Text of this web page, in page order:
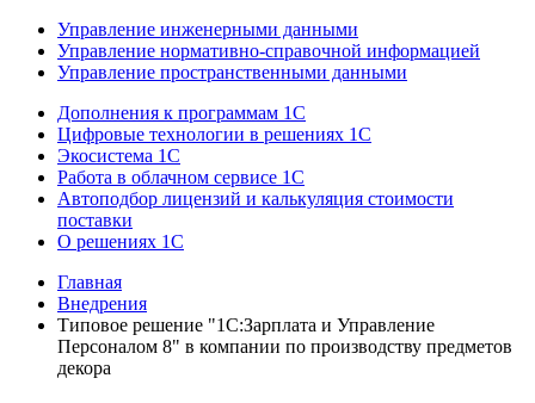
Управление инженерными данными
Управление нормативно-справочной информацией
Управление пространственными данными
Дополнения к программам 1С
Цифровые технологии в решениях 1С
Экосистема 1С
Работа в облачном сервисе 1С
Автоподбор лицензий и калькуляция стоимости
поставки
О решениях 1С
Главная
Внедрения
Типовое решение "1С:Зарплата и Управление
Персоналом 8" в компании по производству предметов
декора